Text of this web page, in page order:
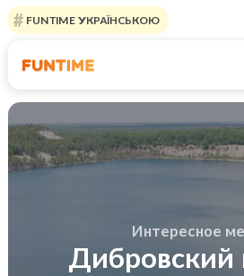
FUNTIME УКРАЇНСЬКОЮ
Интересное
Дибровский